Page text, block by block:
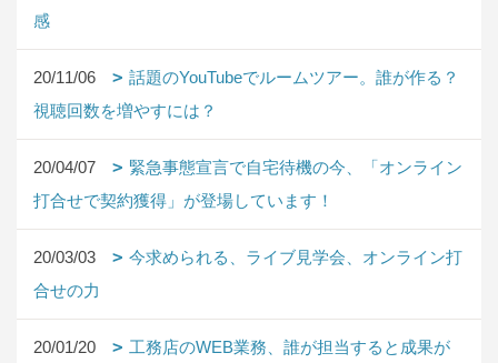
感
20/11/06
話題のYouTubeでルームツアー。誰が作る？
視聴回数を増やすには？
20/04/07
緊急事態宣言で自宅待機の今、「オンライン
打合せで契約獲得」が登場しています！
20/03/03
今求められる、ライブ見学会、オンライン打
合せの力
20/01/20
工務店のWEB業務、誰が担当すると成果が